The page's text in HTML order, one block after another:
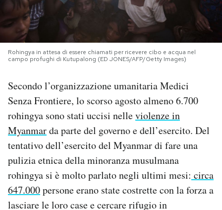
SHOP
Area Personale
Newsletter
Notifiche mobile
Esci
Rohingya in attesa di essere chiamati per ricevere cibo e acqua nel
campo profughi di Kutupalong (ED JONES/AFP/Getty Images)
Secondo l’organizzazione umanitaria Medici
Senza Frontiere, lo scorso agosto almeno 6.700
rohingya sono stati uccisi nelleviolenze in
Myanmarda parte del governo e dell’esercito. Del
tentativo dell’esercito del Myanmar di fare una
pulizia etnica della minoranza musulmana
rohingya si è molto parlato negli ultimi mesi: circa
647.000persone erano state costrette con la forza a
lasciare le loro case e cercare rifugio in